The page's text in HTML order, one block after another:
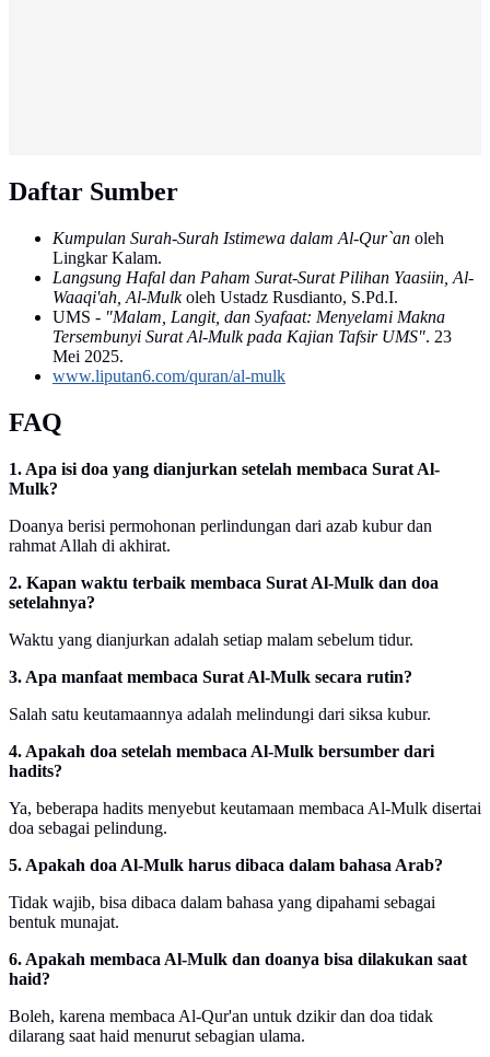
Daftar Sumber
Kumpulan Surah-Surah Istimewa dalam Al-Qur`an oleh
Lingkar Kalam.
Langsung Hafal dan Paham Surat-Surat Pilihan Yaasiin, Al-
Waaqi'ah, Al-Mulkoleh Ustadz Rusdianto, S.Pd.I.
UMS - "Malam, Langit, dan Syafaat: Menyelami Makna
Tersembunyi Surat Al-Mulk pada Kajian Tafsir UMS". 23
Mei 2025.
www.liputan6.com/quran/al-mulk
FAQ
1. Apa isi doa yang dianjurkan setelah membaca Surat Al-
Mulk?
Doanya berisi permohonan perlindungan dari azab kubur dan
rahmat Allah di akhirat.
2. Kapan waktu terbaik membaca Surat Al-Mulk dan doa
setelahnya?
Waktu yang dianjurkan adalah setiap malam sebelum tidur.
3. Apa manfaat membaca Surat Al-Mulk secara rutin?
Salah satu keutamaannya adalah melindungi dari siksa kubur.
4. Apakah doa setelah membaca Al-Mulk bersumber dari
hadits?
Ya, beberapa hadits menyebut keutamaan membaca Al-Mulk disertai
doa sebagai pelindung.
5. Apakah doa Al-Mulk harus dibaca dalam bahasa Arab?
Tidak wajib, bisa dibaca dalam bahasa yang dipahami sebagai
bentuk munajat.
6. Apakah membaca Al-Mulk dan doanya bisa dilakukan saat
haid?
Boleh, karena membaca Al-Qur'an untuk dzikir dan doa tidak
dilarang saat haid menurut sebagian ulama.